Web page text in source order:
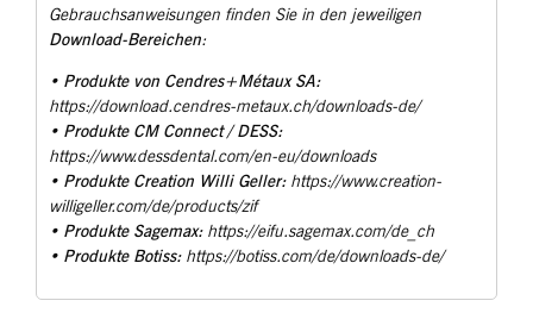
Gebrauchsanweisungen finden Sie in den jeweiligen
Download-Bereichen:
• Produkte von Cendres+Métaux SA:
https://download.cendres-metaux.ch/downloads-de/
• Produkte CM Connect / DESS:
https://www.dessdental.com/en-eu/downloads
• Produkte Creation Willi Geller: https://www.creation-
willigeller.com/de/products/zif
• Produkte Sagemax: https://eifu.sagemax.com/de_ch
• Produkte Botiss: https://botiss.com/de/downloads-de/